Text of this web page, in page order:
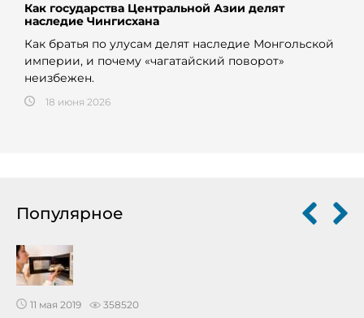
Как государства Центральной Азии делят
наследие Чингисхана
Как братья по улусам делят наследие Монгольской
империи, и почему «чагатайский поворот»
неизбежен.
18 июня 2026
Популярное
11 мая 2019 358520